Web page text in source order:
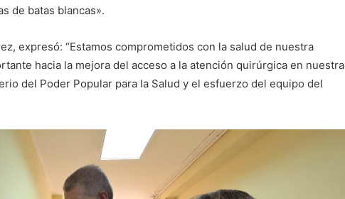
de batas blancas».
expresó: “Estamos comprometidos con la salud de nuestra
hacia la mejora del acceso a la atención quirúrgica en nuestra
del Poder Popular para la Salud y el esfuerzo del equipo del